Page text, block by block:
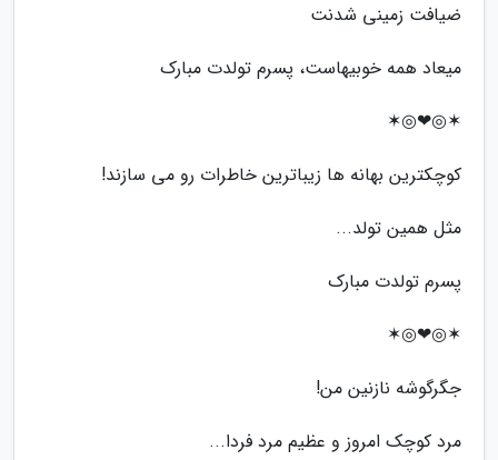
ضیافت زمینی شدنت
میعاد همه خوبیهاست، پسرم تولدت مبارک
✶◎❤◎✶
کوچکترین بهانه ها زیباترین خاطرات رو می سازند!
مثل همین تولد...
پسرم تولدت مبارک
✶◎❤◎✶
جگرگوشه نازنین من!
مرد کوچک امروز و عظیم مرد فردا...